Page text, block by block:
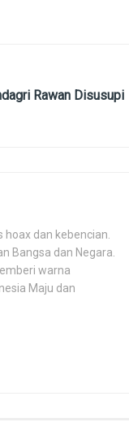
Rawan Disusupi
dan kebencian.
Bangsa dan Negara.
warna
Maju dan